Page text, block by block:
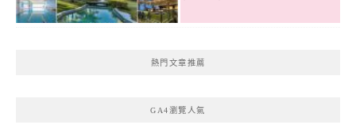
熱門文章推薦
GA4瀏覽人氣